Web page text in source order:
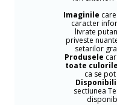
Imaginile
caracter
livrate
priveste
setarilor
Produsele
toate culorile
ca se
sectiunea